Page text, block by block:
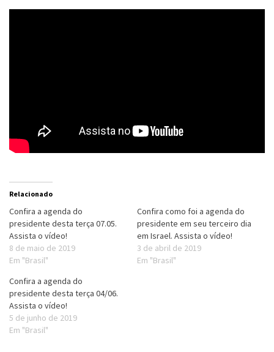
Relacionado
Confira a agenda do
presidente desta terça 07.05.
Assista o vídeo!
8 de maio de 2019
Em "Brasil"
Confira como foi a agenda do
presidente em seu terceiro dia
em Israel. Assista o vídeo!
3 de abril de 2019
Em "Brasil"
Confira a agenda do
presidente desta terça 04/06.
Assista o vídeo!
5 de junho de 2019
Em "Brasil"